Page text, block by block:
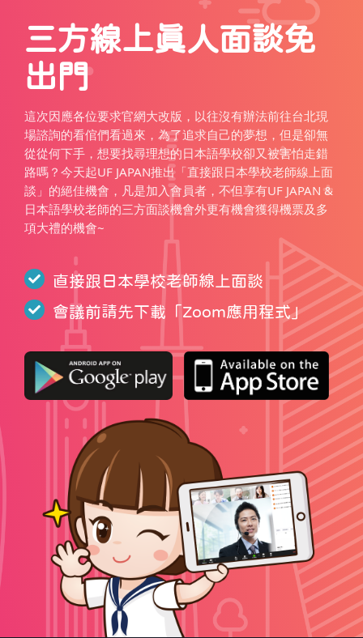
三方線上真人面談免
出門
這次因應各位要求官網大改版，以往沒有辦法前往台北現
場諮詢的看倌們看過來，為了追求自己的夢想，但是卻無
從從何下手，想要找尋理想的日本語學校卻又被害怕走錯
路嗎？今天起UF JAPAN推出「直接跟日本學校老師線上面
談」的絕佳機會，凡是加入會員者，不但享有UF JAPAN &
日本語學校老師的三方面談機會外更有機會獲得機票及多
項大禮的機會~
直接跟日本學校老師線上面談
會議前請先下載「 Zoom應用程式」